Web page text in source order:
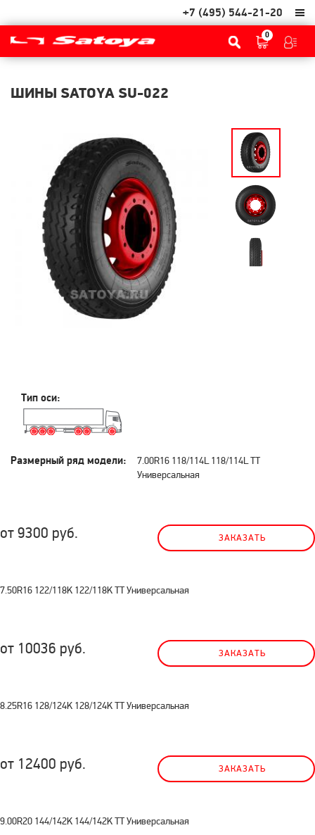
+7 (495) 544-21-20
0
ШИНЫ SATOYA SU-022
Тип оси:
Размерный ряд модели:
7.00R16 118/114L 118/114L TT
Универсальная
от 9300 руб. ЗАКАЗАТЬ
7.50R16 122/118K 122/118K TT Универсальная
от 10036 руб. ЗАКАЗАТЬ
8.25R16 128/124K 128/124K TT Универсальная
от 12400 руб. ЗАКАЗАТЬ
9.00R20 144/142K 144/142K TT Универсальная